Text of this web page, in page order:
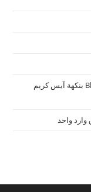
تشغيل اندرويد على الكمبيوتر عبر برنامج BlueStacks بنكهة آيس كريم